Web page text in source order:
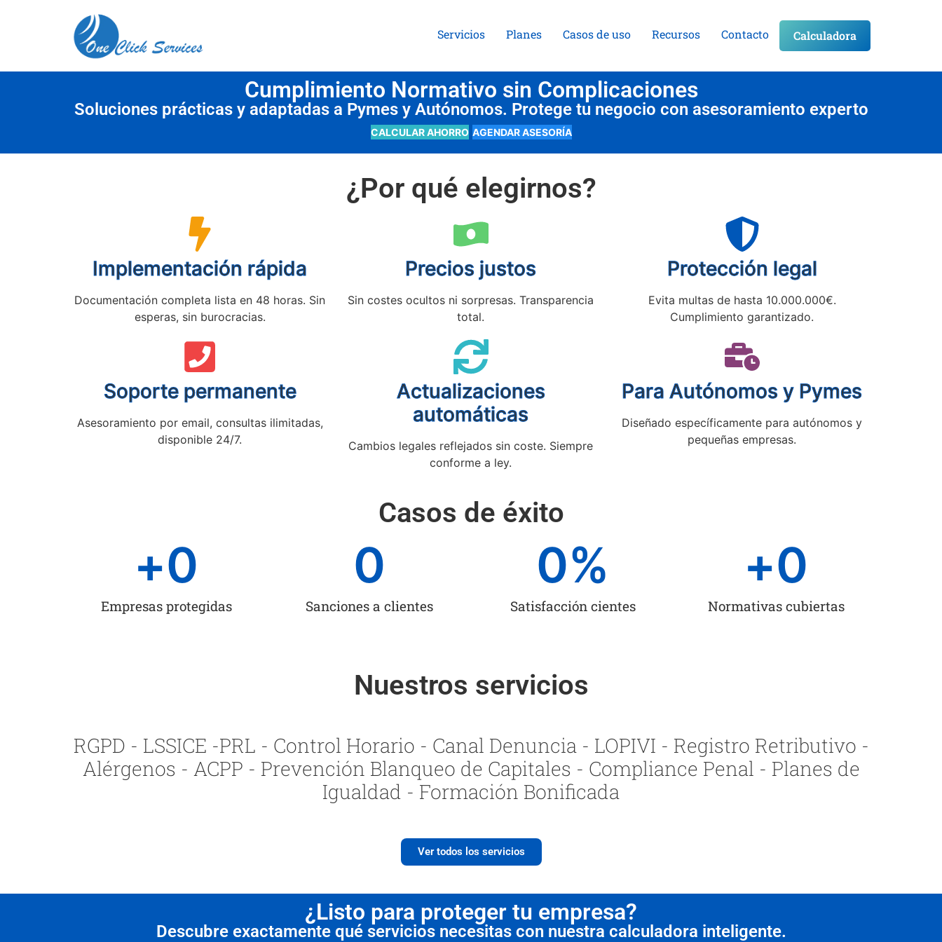
Servicios Planes Casos de uso Recursos Contacto Calculadora
Cumplimiento Normativo sin Complicaciones
Soluciones prácticas y adaptadas a Pymes y Autónomos. Protege tu negocio con asesoramiento experto
CALCULAR AHORRO AGENDAR ASESORÍA
¿Por qué elegirnos?
Implementación rápida
Documentación completa lista en 48 horas. Sin
esperas, sin burocracias.
Precios justos
Sin costes ocultos ni sorpresas. Transparencia
total.
Protección legal
Evita multas de hasta 10.000.000€.
Cumplimiento garantizado.
Soporte permanente
Asesoramiento por email, consultas ilimitadas,
disponible 24/7.
Actualizaciones
automáticas
Cambios legales reflejados sin coste. Siempre
conforme a ley.
Para Autónomos y Pymes
Diseñado específicamente para autónomos y
pequeñas empresas.
Casos de éxito
Empresas protegidas
+0
Sanciones a clientes
0
Satisfacción cientes
0%
Normativas cubiertas
+0
Nuestros servicios
RGPD - LSSICE -PRL - Control Horario - Canal Denuncia - LOPIVI - Registro Retributivo -
Alérgenos - ACPP - Prevención Blanqueo de Capitales - Compliance Penal - Planes de
Igualdad - Formación Bonificada
Ver todos los servicios
¿Listo para proteger tu empresa?
Descubre exactamente qué servicios necesitas con nuestra calculadora inteligente.